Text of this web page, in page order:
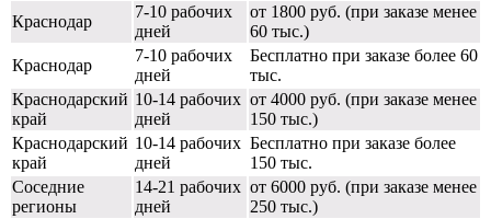
Краснодар
7-10 рабочих
дней
от 1800 руб. (при заказе менее
60 тыс.)
Краснодар
7-10 рабочих
дней
Бесплатно при заказе более 60
тыс.
Краснодарский
край
10-14 рабочих
дней
от 4000 руб. (при заказе менее
150 тыс.)
Краснодарский
край
10-14 рабочих
дней
Бесплатно при заказе более
150 тыс.
Соседние
регионы
14-21 рабочих
дней
от 6000 руб. (при заказе менее
250 тыс.)